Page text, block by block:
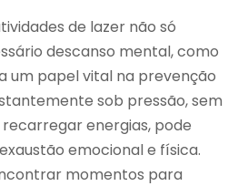
de lazer não só
descanso mental, como
um papel vital na prevenção
sob pressão, sem
energias, pode
emocional e física.
momentos para